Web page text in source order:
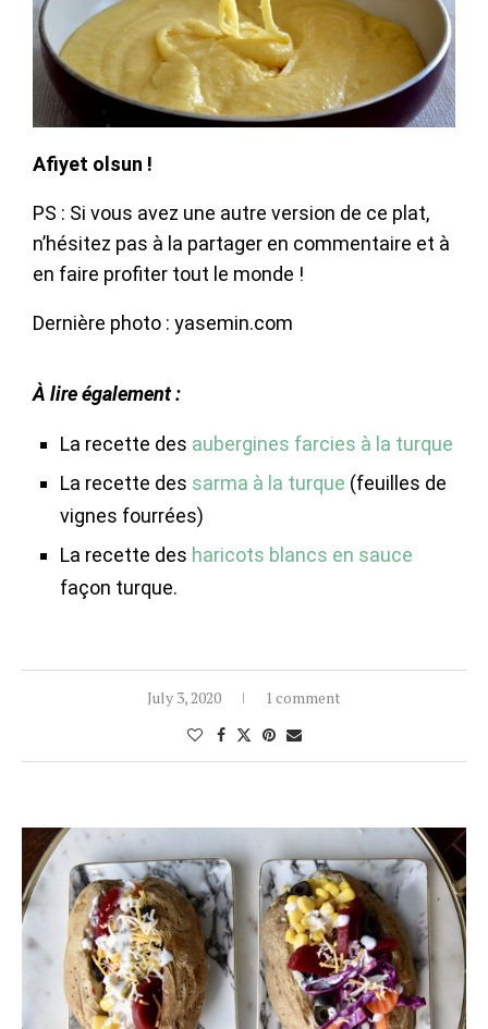
Afiyet olsun !
PS : Si vous avez une autre version de ce plat,
n’hésitez pas à la partager en commentaire et à
en faire profiter tout le monde !
Dernière photo : yasemin.com
À lire également :
La recette des aubergines farcies à la turque
La recette des sarma à la turque (feuilles de
vignes fourrées)
La recette des haricots blancs en sauce
façon turque.
July 3, 2020 1 comment